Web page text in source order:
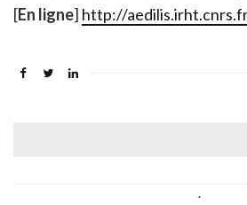
[En ligne] http://
.